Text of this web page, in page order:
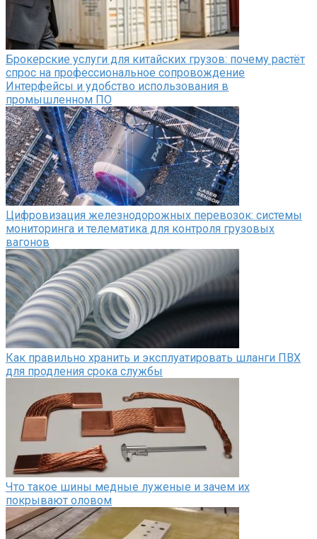
Брокерские услуги для китайских грузов: почему растёт
спрос на профессиональное сопровождение
Интерфейсы и удобство использования в
промышленном ПО
Цифровизация железнодорожных перевозок: системы
мониторинга и телематика для контроля грузовых
вагонов
Как правильно хранить и эксплуатировать шланги ПВХ
для продления срока службы
Что такое шины медные луженые и зачем их
покрывают оловом